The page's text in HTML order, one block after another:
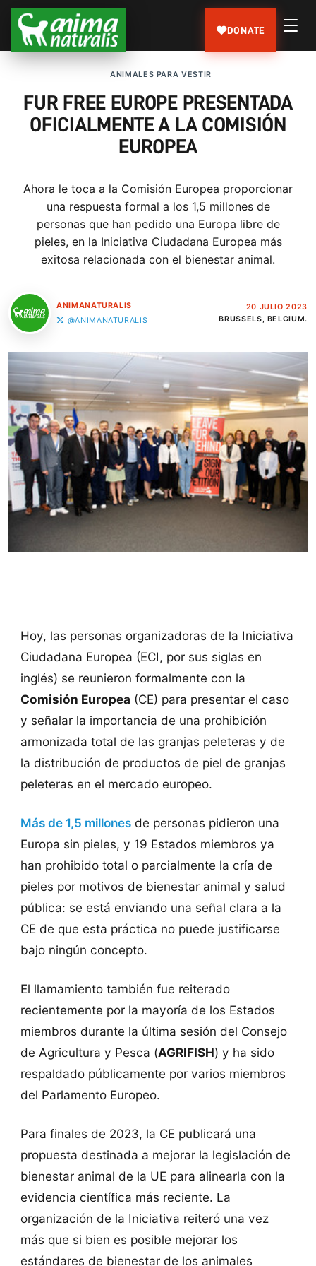
DONATE
ANIMALES PARA VESTIR
FUR FREE EUROPE PRESENTADA
OFICIALMENTE A LA COMISIÓN
EUROPEA
Ahora le toca a la Comisión Europea proporcionar
una respuesta formal a los 1,5 millones de
personas que han pedido una Europa libre de
pieles, en la Iniciativa Ciudadana Europea más
exitosa relacionada con el bienestar animal.
ANIMANATURALIS
@ANIMANATURALIS
20 JULIO 2023
BRUSSELS, BELGIUM.
Hoy, las personas organizadoras de la Iniciativa
Ciudadana Europea (ECI, por sus siglas en
inglés) se reunieron formalmente con la
Comisión Europea (CE) para presentar el caso
y señalar la importancia de una prohibición
armonizada total de las granjas peleteras y de
la distribución de productos de piel de granjas
peleteras en el mercado europeo.
Más de 1,5 millonesde personas pidieron una
Europa sin pieles, y 19 Estados miembros ya
han prohibido total o parcialmente la cría de
pieles por motivos de bienestar animal y salud
pública: se está enviando una señal clara a la
CE de que esta práctica no puede justificarse
bajo ningún concepto.
El llamamiento también fue reiterado
recientemente por la mayoría de los Estados
miembros durante la última sesión del Consejo
de Agricultura y Pesca (AGRIFISH) y ha sido
respaldado públicamente por varios miembros
del Parlamento Europeo.
Para finales de 2023, la CE publicará una
propuesta destinada a mejorar la legislación de
bienestar animal de la UE para alinearla con la
evidencia científica más reciente. La
organización de la Iniciativa reiteró una vez
más que si bien es posible mejorar los
estándares de bienestar de los animales